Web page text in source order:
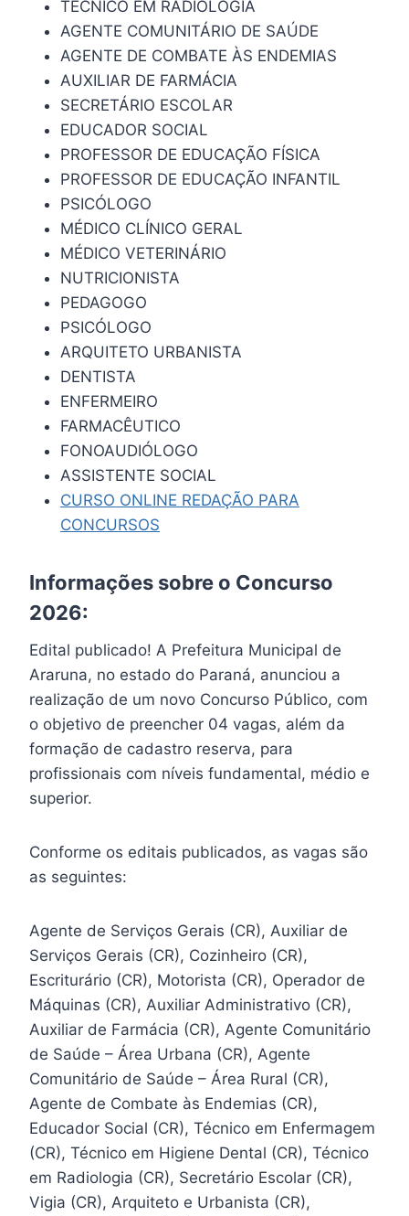
TÉCNICO EM RADIOLOGIA
AGENTE COMUNITÁRIO DE SAÚDE
AGENTE DE COMBATE ÀS ENDEMIAS
AUXILIAR DE FARMÁCIA
SECRETÁRIO ESCOLAR
EDUCADOR SOCIAL
PROFESSOR DE EDUCAÇÃO FÍSICA
PROFESSOR DE EDUCAÇÃO INFANTIL
PSICÓLOGO
MÉDICO CLÍNICO GERAL
MÉDICO VETERINÁRIO
NUTRICIONISTA
PEDAGOGO
PSICÓLOGO
ARQUITETO URBANISTA
DENTISTA
ENFERMEIRO
FARMACÊUTICO
FONOAUDIÓLOGO
ASSISTENTE SOCIAL
CURSO ONLINE REDAÇÃO PARA
CONCURSOS
Informações sobre o Concurso
2026:
Edital publicado! A Prefeitura Municipal de
Araruna, no estado do Paraná, anunciou a
realização de um novo Concurso Público, com
o objetivo de preencher 04 vagas, além da
formação de cadastro reserva, para
profissionais com níveis fundamental, médio e
superior.
Conforme os editais publicados, as vagas são
as seguintes:
Agente de Serviços Gerais (CR), Auxiliar de
Serviços Gerais (CR), Cozinheiro (CR),
Escriturário (CR), Motorista (CR), Operador de
Máquinas (CR), Auxiliar Administrativo (CR),
Auxiliar de Farmácia (CR), Agente Comunitário
de Saúde – Área Urbana (CR), Agente
Comunitário de Saúde – Área Rural (CR),
Agente de Combate às Endemias (CR),
Educador Social (CR), Técnico em Enfermagem
(CR), Técnico em Higiene Dental (CR), Técnico
em Radiologia (CR), Secretário Escolar (CR),
Vigia (CR), Arquiteto e Urbanista (CR),